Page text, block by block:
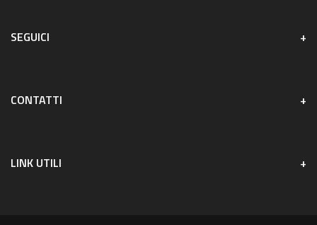
SEGUICI
CONTATTI
LINK UTILI